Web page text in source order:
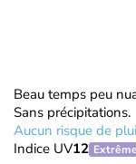
Beau temps peu
Sans précipitations.
Aucun risque de
Indice UV12 Extrême